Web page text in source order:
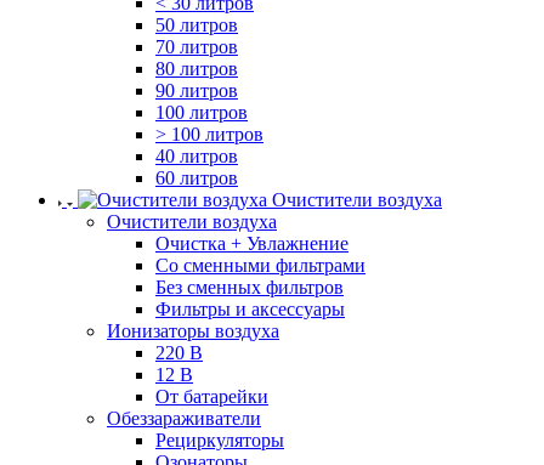
50 литров
70 литров
80 литров
90 литров
100 литров
> 100 литров
40 литров
60 литров
Очистители воздуха
Очистители воздуха
Очистка + Увлажнение
Cо сменными фильтрами
Без сменных фильтров
Фильтры и аксессуары
Ионизаторы воздуха
220 В
12 В
От батарейки
Обеззараживатели
Рециркуляторы